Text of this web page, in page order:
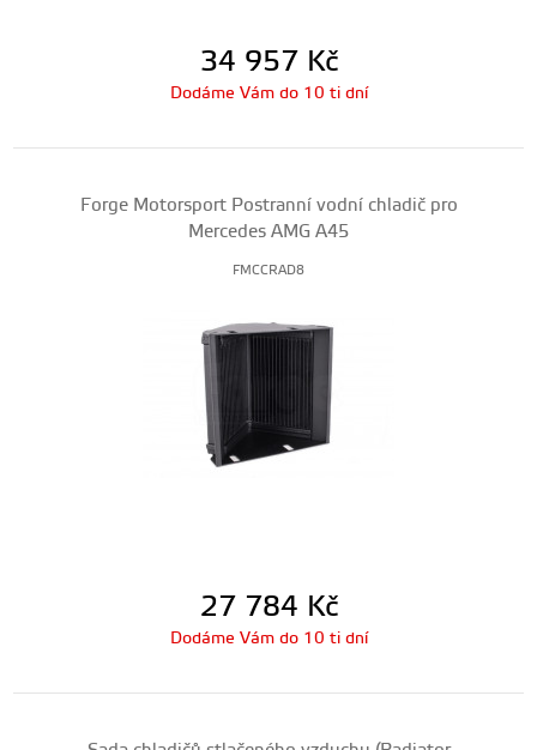
34 957 Kč
Dodáme Vám do 10 ti dní
Forge Motorsport Postranní vodní chladič pro
Mercedes AMG A45
FMCCRAD8
27 784 Kč
Dodáme Vám do 10 ti dní